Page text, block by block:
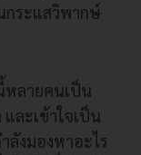
กระแสวิพากษ์
ลายคนเป็น
ละเข้าใจเป็น
ลังมองหาอะไร